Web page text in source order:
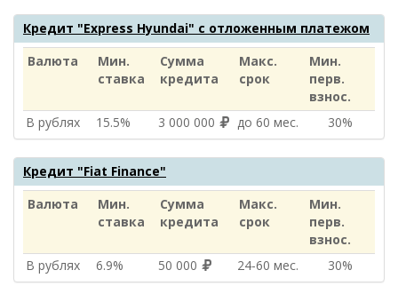
Кредит "Express Hyundai" с отложенным платежом
Валюта
Мин.
ставка
Сумма
кредита
Макс.
срок
Мин.
перв.
взнос.
В рублях
15.5% 3 000 000 до 60 мес. 30%
Кредит "Fiat Finance"
Валюта
Мин.
ставка
Сумма
кредита
Макс.
срок
Мин.
перв.
взнос.
В рублях
6.9% 50 000 24‑60 мес. 30%